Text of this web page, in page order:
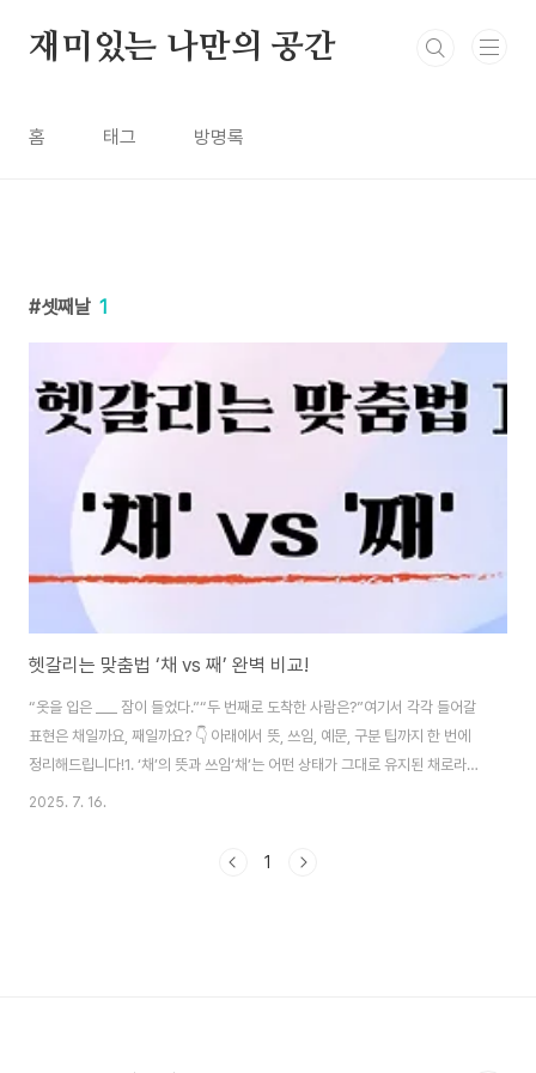
재미있는 나만의 공간
홈 태그 방명록
셋째날 1
헷갈리는 맞춤법 ‘채 vs 째’ 완벽 비교!
“옷을 입은 ___ 잠이 들었다.”“두 번째로 도착한 사람은?”여기서 각각 들어갈
표현은 채일까요, 째일까요? 👇 아래에서 뜻, 쓰임, 예문, 구분 팁까지 한 번에
정리해드립니다!1. ‘채’의 뜻과 쓰임‘채’는 어떤 상태가 그대로 유지된 채로라는
의미입니다.✔️ 상태나 동작이 끝나지 않은 상태에서 다른 동작이 이어질 때 사
에 들어왔다.문을 연 채 나갔다.전깃불을 켠 채 잠들었다.옷을 입은 채 물에 빠
2025. 7. 16.
1